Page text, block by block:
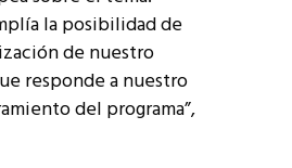
la posibilidad de
de nuestro
responde a nuestro
del programa”,